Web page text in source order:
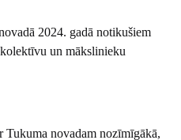
2024. gadā notikušiem
un mākslinieku
Tukuma novadam nozīmīgākā,